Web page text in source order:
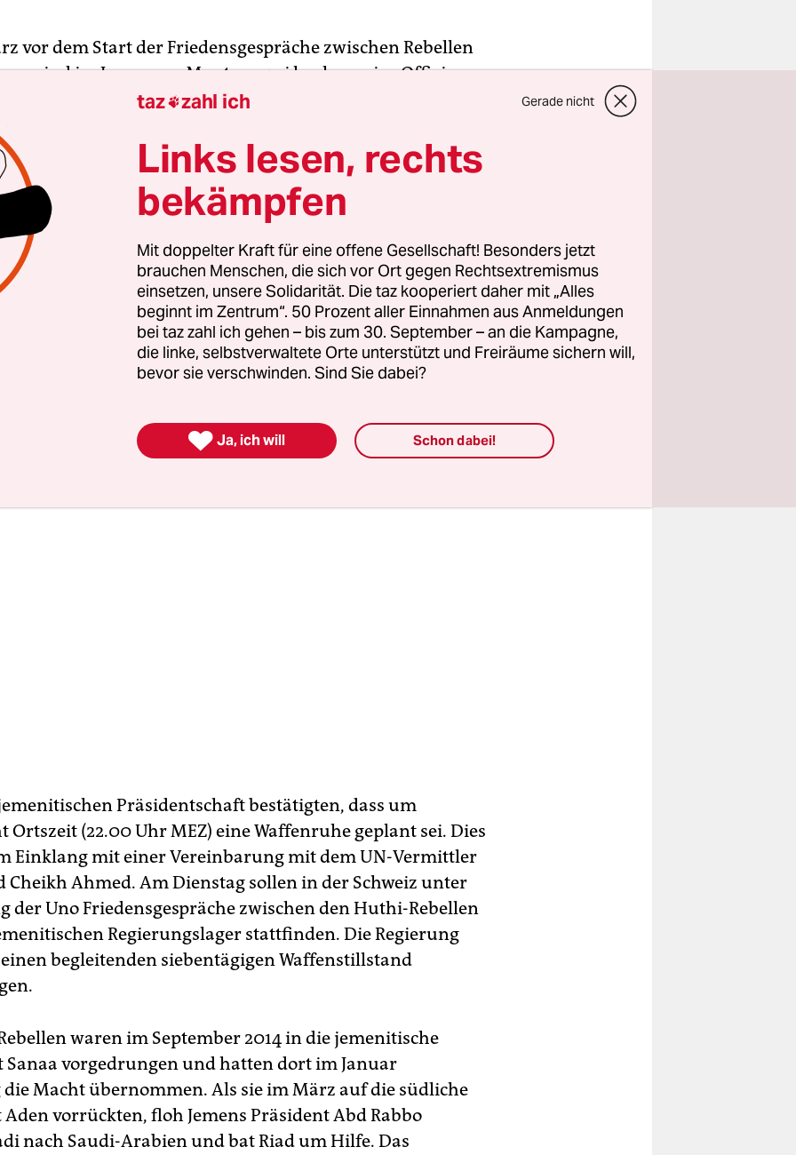
vor dem Start der Friedensgespräche zwischen Rebellen
sind im Jemen am Montag zwei hochrangige Offiziere
Arabien geführten Koalition getötet worden. Bei ihnen
um einen Offizier aus Saudi-Arabien und einen aus
Arabischen Emiraten, berichteten die
beider Länder. Wie die beiden ums Leben kam,
berichtet. In Genf sollen am Dienstag Friedensgespräche
nach Angaben der Regierung am Montag um
eine Waffenruhe in Kraft treten. Mueen Abdulmalek, ein
Regierungsdelegation bei den für Dienstag anstehenden
sagte, die Regierung hoffe, „dass sich die Milizen
die Feuerpause halten“. Er nahm damit Bezug auf die
Präsidentschaft bestätigten, dass um
(22.00 Uhr MEZ) eine Waffenruhe geplant sei. Dies
Einklang mit einer Vereinbarung mit dem UN-Vermittler
Cheikh Ahmed. Am Dienstag sollen in der Schweiz unter
der Uno Friedensgespräche zwischen den Huthi-Rebellen
Regierungslager stattfinden. Die Regierung
begleitenden siebentägigen Waffenstillstand
waren im September 2014 in die jemenitische
vorgedrungen und hatten dort im Januar
Macht übernommen. Als sie im März auf die südliche
vorrückten, floh Jemens Präsident Abd Rabbo
nach Saudi-Arabien und bat Riad um Hilfe. Das
taz zahl ich Gerade nicht
Links lesen, rechts
bekämpfen
Mit doppelter Kraft für eine offene Gesellschaft! Besonders jetzt
brauchen Menschen, die sich vor Ort gegen Rechtsextremismus
einsetzen, unsere Solidarität. Die taz kooperiert daher mit „Alles
beginnt im Zentrum“. 50 Prozent aller Einnahmen aus Anmeldungen
bei taz zahl ich gehen – bis zum 30. September – an die Kampagne,
die linke, selbstverwaltete Orte unterstützt und Freiräume sichern will,
bevor sie verschwinden. Sind Sie dabei?
 Ja, ich will Schon dabei!